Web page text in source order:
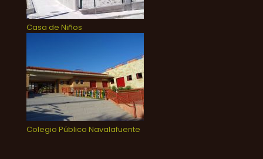
Casa de Niños
Colegio Público Navalafuente